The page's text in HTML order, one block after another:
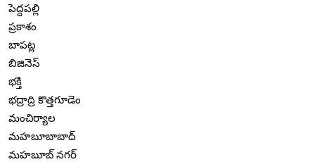
పెద్దపల్లి
ప్రకాశం
బాపట్ల
బిజినెస్
భక్తి
భద్రాద్రి కొత్తగూడెం
మంచిర్యాల
మహబూబాబాద్
మహబూబ్ నగర్